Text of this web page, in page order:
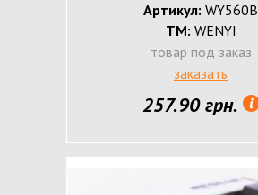
Артикул: WY560B
ТМ: WENYI
товар под заказ
заказать
257.90 грн.